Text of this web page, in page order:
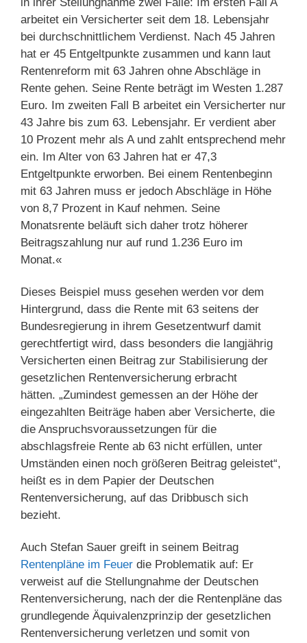
arbeitet ein Versicherter seit dem 18. Lebensjahr
bei durchschnittlichem Verdienst. Nach 45 Jahren
hat er 45 Entgeltpunkte zusammen und kann laut
Rentenreform mit 63 Jahren ohne Abschläge in
Rente gehen. Seine Rente beträgt im Westen 1.287
Euro. Im zweiten Fall B arbeitet ein Versicherter nur
43 Jahre bis zum 63. Lebensjahr. Er verdient aber
10 Prozent mehr als A und zahlt entsprechend mehr
ein. Im Alter von 63 Jahren hat er 47,3
Entgeltpunkte erworben. Bei einem Rentenbeginn
mit 63 Jahren muss er jedoch Abschläge in Höhe
von 8,7 Prozent in Kauf nehmen. Seine
Monatsrente beläuft sich daher trotz höherer
Beitragszahlung nur auf rund 1.236 Euro im
Monat.«
Dieses Beispiel muss gesehen werden vor dem
Hintergrund, dass die Rente mit 63 seitens der
Bundesregierung in ihrem Gesetzentwurf damit
gerechtfertigt wird, dass besonders die langjährig
Versicherten einen Beitrag zur Stabilisierung der
gesetzlichen Rentenversicherung erbracht
hätten. „Zumindest gemessen an der Höhe der
eingezahlten Beiträge haben aber Versicherte, die
die Anspruchsvoraussetzungen für die
abschlagsfreie Rente ab 63 nicht erfüllen, unter
Umständen einen noch größeren Beitrag geleistet“,
heißt es in dem Papier der Deutschen
Rentenversicherung, auf das Dribbusch sich
bezieht.
Auch Stefan Sauer greift in seinem Beitrag
Rentenpläne im Feuer die Problematik auf: Er
verweist auf die Stellungnahme der Deutschen
Rentenversicherung, nach der die Rentenpläne das
grundlegende Äquivalenzprinzip der gesetzlichen
Rentenversicherung verletzen und somit von